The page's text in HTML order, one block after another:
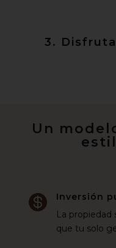
3.
Un

Inversión
La propiedad
que tu solo